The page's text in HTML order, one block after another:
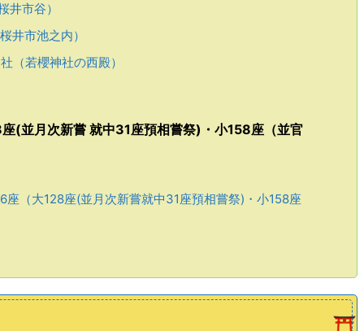
井市谷）
井市池之内）
（若櫻神社の西殿）
月次新嘗 就中31座預相嘗祭)・小158座（並官
（大128座(並月次新嘗就中31座預相嘗祭)・小158座